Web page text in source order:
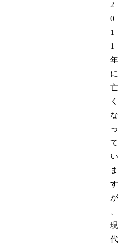
2
0
1
1
年
に
亡
く
な
っ
て
い
ま
す
が
現
代